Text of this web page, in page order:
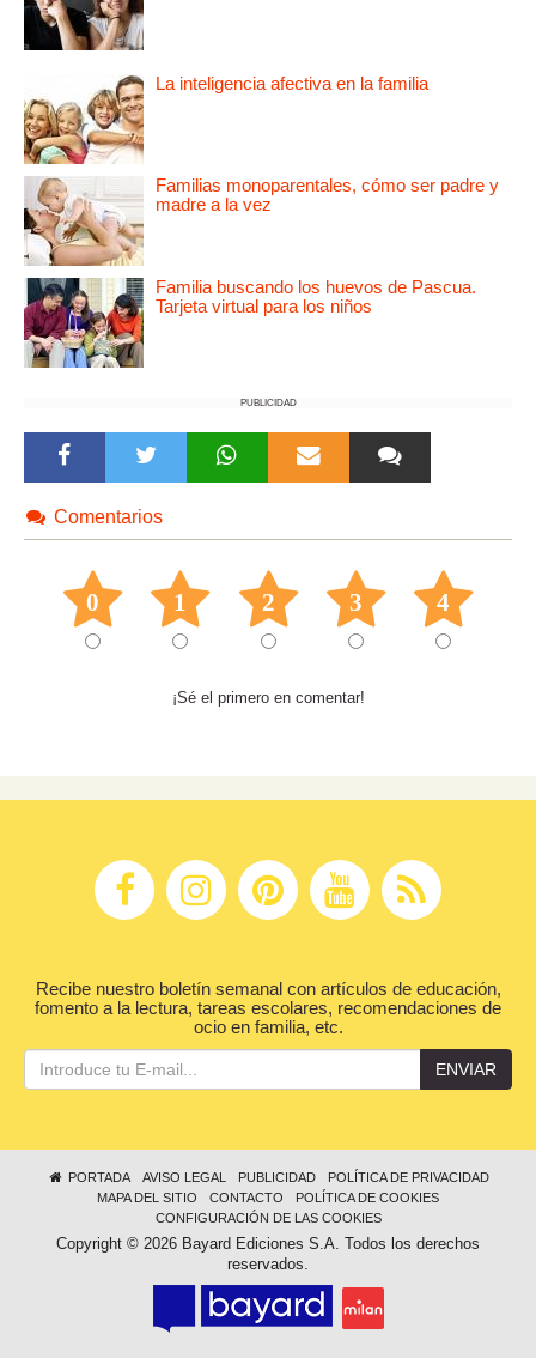
La inteligencia afectiva en la familia
Familias monoparentales, cómo ser padre y
madre a la vez
Familia buscando los huevos de Pascua.
Tarjeta virtual para los niños
PUBLICIDAD
Comentarios
0 1 2 3 4
¡Sé el primero en comentar!
Recibe nuestro boletín semanal con artículos de educación,
fomento a la lectura, tareas escolares, recomendaciones de
ocio en familia, etc.
ENVIAR
PORTADA AVISO LEGAL PUBLICIDAD
POLÍTICA DE PRIVACIDAD
MAPA DEL SITIO
CONTACTO
POLÍTICA DE COOKIES
CONFIGURACIÓN DE LAS COOKIES
Copyright © 2026 Bayard Ediciones S.A. Todos los derechos
reservados.